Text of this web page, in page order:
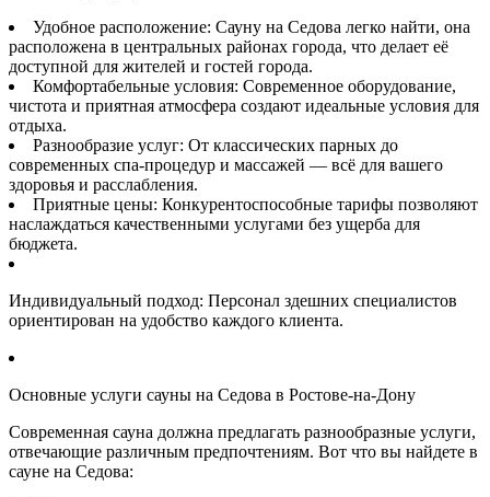
Удобное расположение: Сауну на Седова легко найти, она
расположена в центральных районах города, что делает её
доступной для жителей и гостей города.
Комфортабельные условия: Современное оборудование,
чистота и приятная атмосфера создают идеальные условия для
отдыха.
Разнообразие услуг: От классических парных до
современных спа-процедур и массажей — всё для вашего
здоровья и расслабления.
Приятные цены: Конкурентоспособные тарифы позволяют
наслаждаться качественными услугами без ущерба для
бюджета.
Индивидуальный подход: Персонал здешних специалистов
ориентирован на удобство каждого клиента.
Основные услуги сауны на Седова в Ростове-на-Дону
Современная сауна должна предлагать разнообразные услуги,
отвечающие различным предпочтениям. Вот что вы найдете в
сауне на Седова: